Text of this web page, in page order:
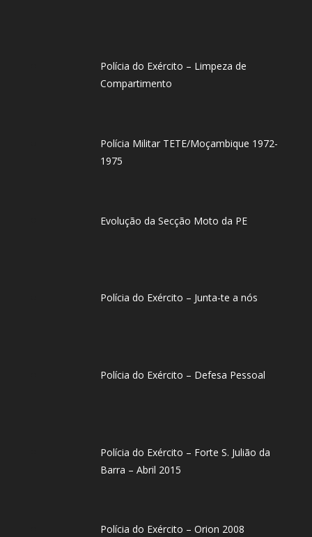
Polícia do Exército – Limpeza de
Compartimento
Polícia Militar TETE/Moçambique 1972-
1975
Evolução da Secção Moto da PE
Polícia do Exército – Junta-te a nós
Polícia do Exército – Defesa Pessoal
Polícia do Exército – Forte S. Julião da
Barra – Abril 2015
Polícia do Exército – Orion 2008